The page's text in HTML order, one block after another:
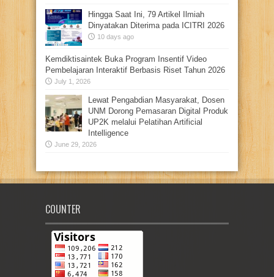
Hingga Saat Ini, 79 Artikel Ilmiah
Dinyatakan Diterima pada ICITRI 2026
10 days ago
Kemdiktisaintek Buka Program Insentif Video
Pembelajaran Interaktif Berbasis Riset Tahun 2026
July 1, 2026
Lewat Pengabdian Masyarakat, Dosen
UNM Dorong Pemasaran Digital Produk
UP2K melalui Pelatihan Artificial
Intelligence
June 29, 2026
COUNTER